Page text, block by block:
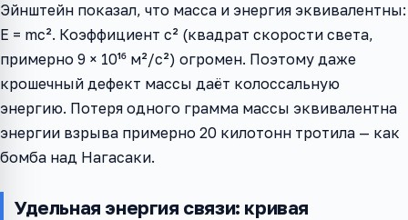
Эйнштейн показал, что масса и энергия эквивалентны:
E = mc². Коэффициент c² (квадрат скорости света,
примерно 9 × 10¹⁶ м²/с²) огромен. Поэтому даже
крошечный дефект массы даёт колоссальную
энергию. Потеря одного грамма массы эквивалентна
энергии взрыва примерно 20 килотонн тротила — как
бомба над Нагасаки.
Удельная энергия связи: кривая